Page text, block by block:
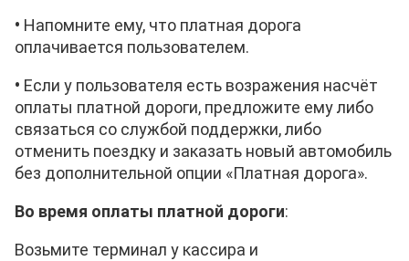
• Напомните ему, что платная дорога
оплачивается пользователем.
• Если у пользователя есть возражения насчёт
оплаты платной дороги, предложите ему либо
связаться со службой поддержки, либо
отменить поездку и заказать новый автомобиль
без дополнительной опции «Платная дорога».
Во время оплаты платной дороги:
Возьмите терминал у кассира и